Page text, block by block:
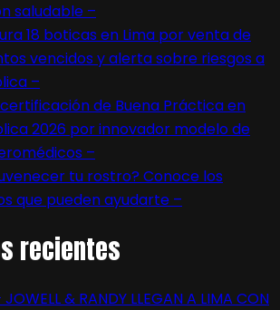
saludable –
18 boticas en Lima por venta de
vencidos y alerta sobre riesgos a
–
de Buena Práctica en
2026 por innovador modelo de
–
tu rostro? Conoce los
que pueden ayudarte –
recientes
JOWELL & RANDY LLEGAN A LIMA CON